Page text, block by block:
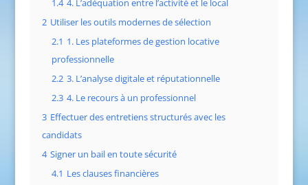
1.4 4. L’adéquation entre l’activité et le local
2 Utiliser les outils modernes de sélection
2.1 1. Les plateformes de gestion locative
professionnelle
2.2 3. L’analyse digitale et réputationnelle
2.3 4. Le recours à un professionnel
3 Effectuer des entretiens structurés avec les
candidats
4 Signer un bail en toute sécurité
4.1 Les clauses financières